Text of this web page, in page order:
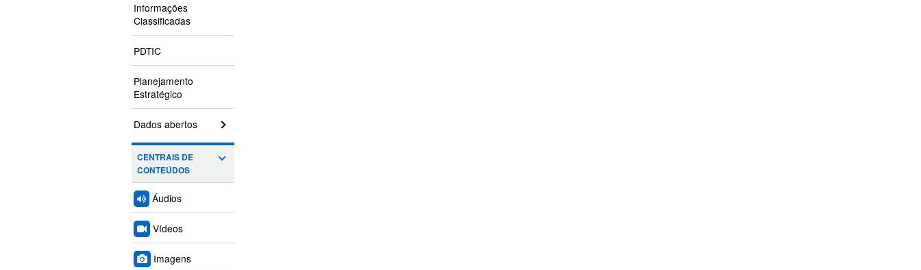
Informações
Classificadas
PDTIC
Planejamento
Estratégico
Dados abertos
CENTRAIS DE
CONTEÚDOS
Áudios
Vídeos
Imagens